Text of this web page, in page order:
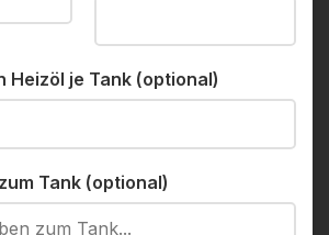
Heizöl je Tank (optional)
Tank (optional)